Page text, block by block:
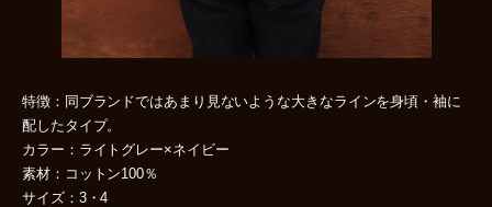
特徴：同ブランドではあまり見ないような大きなラインを身頃・袖に
配したタイプ。
カラー：ライトグレー×ネイビー
素材：コットン100％
サイズ：3・4